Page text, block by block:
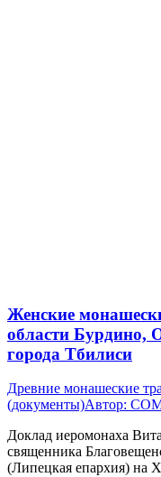
Женские
области Бурдино,
города Тбилиси
Древние монашеские
(документы)Автор:
Доклад иеромонаха
священника
(Липецкая епархия)